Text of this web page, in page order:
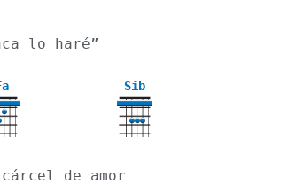
lo haré”
Sib
de amor